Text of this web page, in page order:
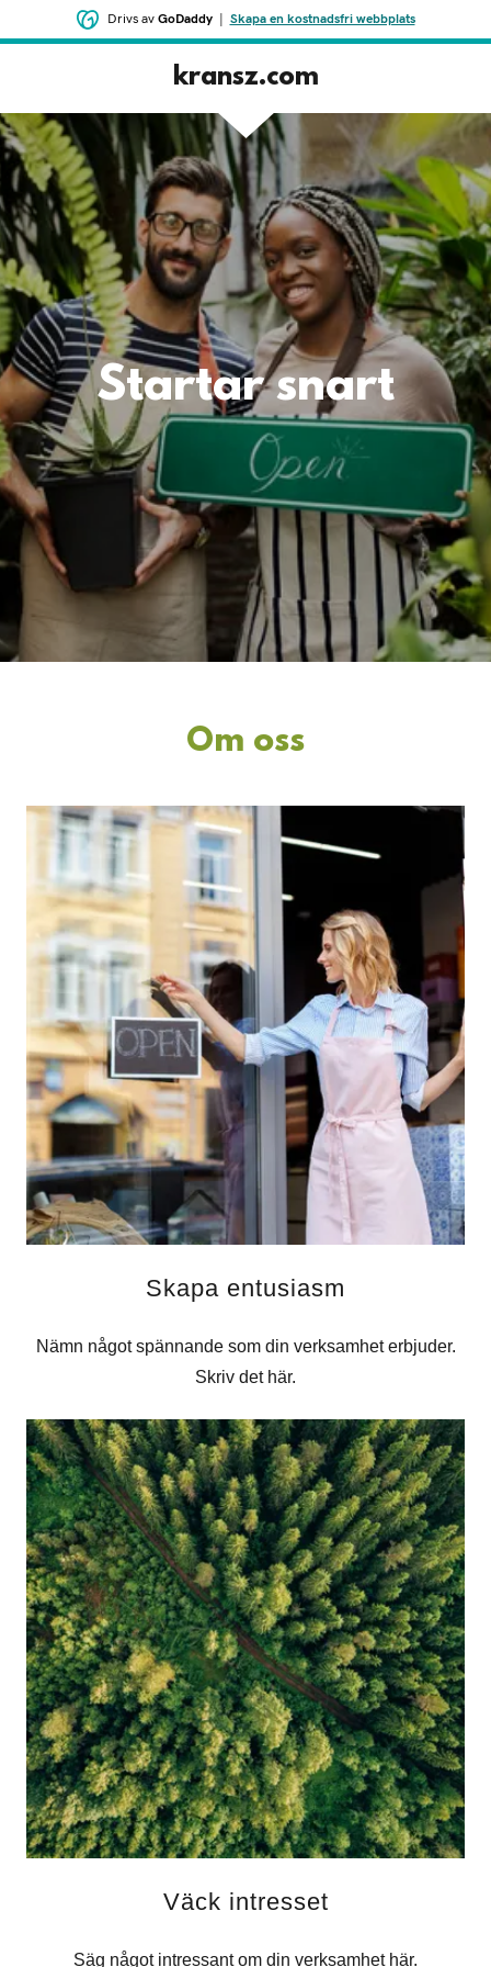
Drivs av GoDaddy| Skapa en kostnadsfri webbplats
kransz.com
Startar snart
Om oss
Skapa entusiasm
Nämn något spännande som din verksamhet erbjuder.
Skriv det här.
Väck intresset
Säg något intressant om din verksamhet här.